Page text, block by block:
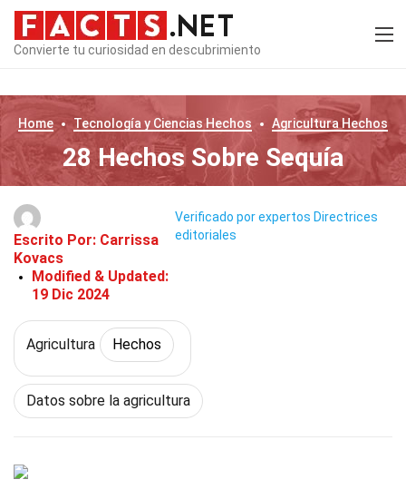
Convierte tu curiosidad en descubrimiento
Home Tecnología y Ciencias Hechos Agricultura Hechos
28 Hechos Sobre Sequía
Escrito Por: Carrissa
Kovacs
Modified & Updated:
19 Dic 2024
Verificado por expertos Directrices
editoriales
Agricultura Hechos
Datos sobre la agricultura